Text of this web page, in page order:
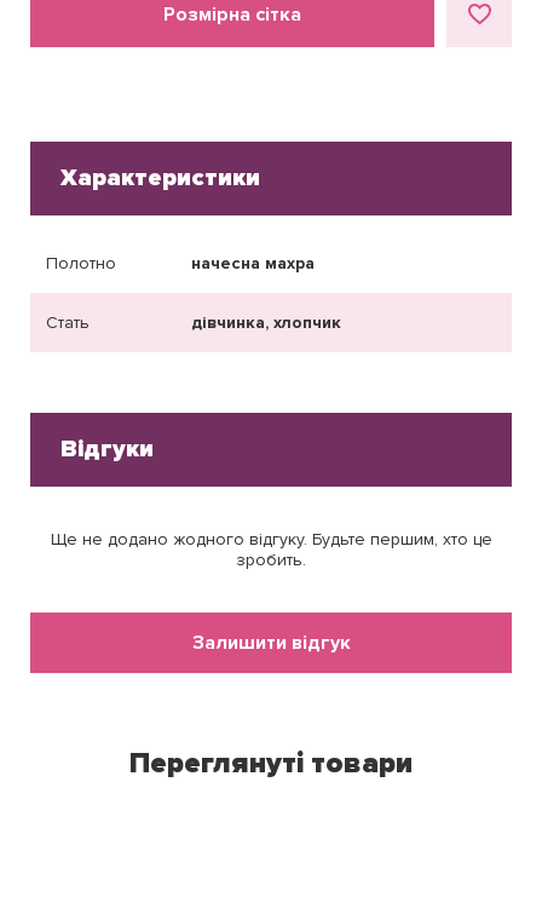
Розмірна сітка
Характеристики
Полотно начесна махра
Стать дівчинка, хлопчик
Відгуки
Ще не додано жодного відгуку. Будьте першим, хто це
зробить.
Залишити відгук
Переглянуті товари